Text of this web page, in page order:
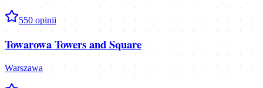
550 opinii
Towarowa Towers and Square
Warszawa